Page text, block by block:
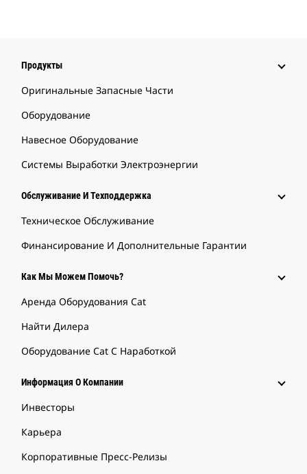
Продукты
Оригинальные Запасные Части
Оборудование
Навесное Оборудование
Системы Выработки Электроэнергии
Обслуживание И Техподдержка
Техническое Обслуживание
Финансирование И Дополнительные Гарантии
Как Мы Можем Помочь?
Аренда Оборудования Cat
Найти Дилера
Оборудование Cat С Наработкой
Информация О Компании
Инвесторы
Карьера
Корпоративные Пресс-Релизы